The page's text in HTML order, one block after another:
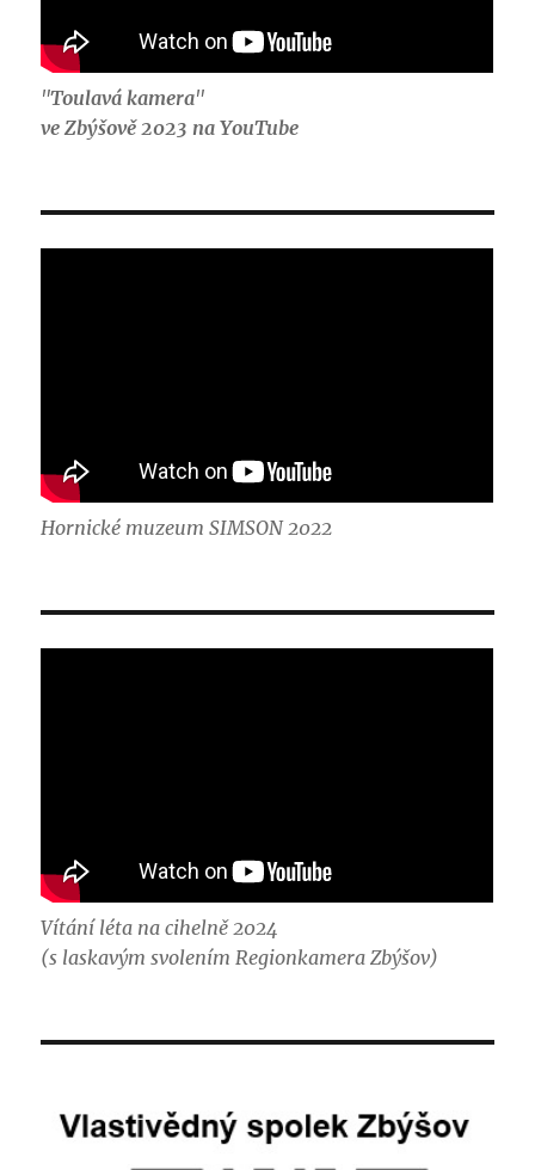
"Toulavá kamera"
ve Zbýšově 2023 na YouTube
Hornické muzeum SIMSON 2022
Vítání léta na cihelně 2024
(s laskavým svolením Regionkamera Zbýšov)